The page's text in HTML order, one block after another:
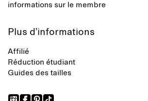
informations sur le membre
Plus d’informations
Affilié
Réduction étudiant
Guides des tailles